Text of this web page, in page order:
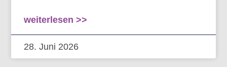
weiterlesen >>
28. Juni 2026